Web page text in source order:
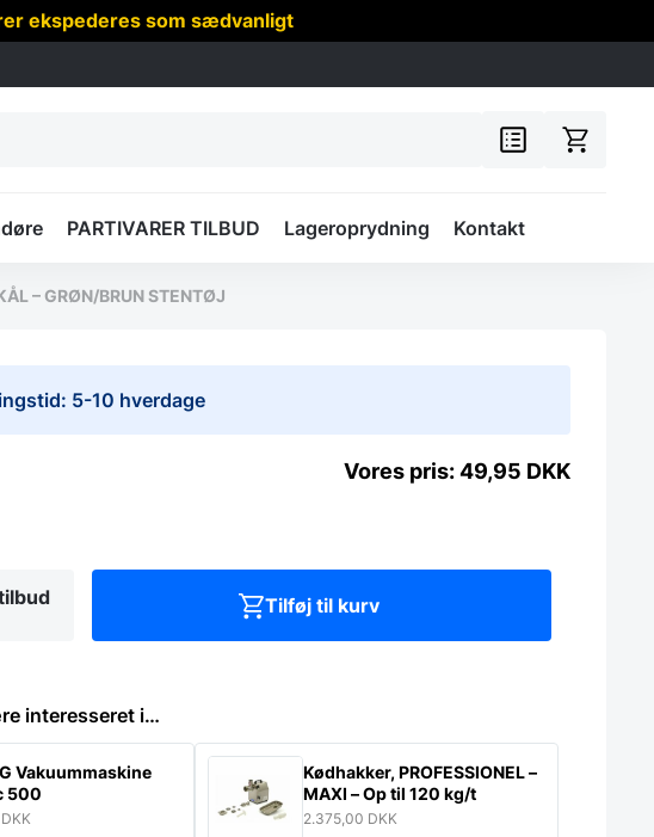
ekspederes som sædvanligt
PARTIVARER TILBUD Lageroprydning Kontakt
– GRØN/BRUN STENTØJ
5-10 hverdage
49,95 DKK
Tilføj til kurv
interesseret i…
Vakuummaskine
500
DKK
Kødhakker, PROFESSIONEL –
MAXI – Op til 120 kg/t
2.375,00 DKK